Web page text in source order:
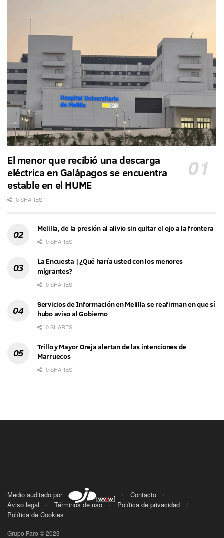
El menor que recibió una descarga
eléctrica en Galápagos se encuentra
estable en el HUME
0 SHARES
Melilla, de la presión al alivio sin quitar el ojo a la frontera
0 SHARES
La Encuesta | ¿Qué haría usted con los menores
migrantes?
0 SHARES
Servicios de Información en Melilla se reafirman en que sí
hubo aviso al Gobierno
0 SHARES
Trillo y Mayor Oreja alertan de las intenciones de
Marruecos
0 SHARES
Medio auditado por
Contacto
Aviso legal
Términos de uso
Política de privacidad
Política de Cookies
Grupo Faro © 2023